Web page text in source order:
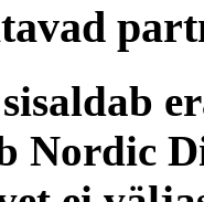
Nordic